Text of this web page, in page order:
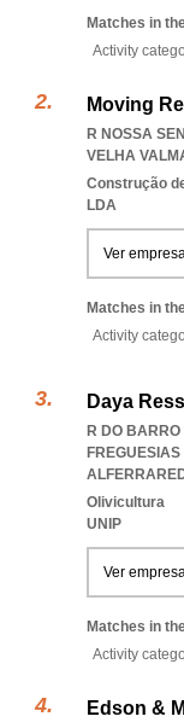
Matches in
Activity
Moving
R NOSSA
VELHA
Construção
LDA
Ver
Matches in
Activity
Daya
R DO
Olivicultura
UNIP
Ver
Matches in
Activity
Edson &